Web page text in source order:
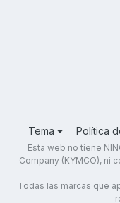
Tema Política
Esta web no tiene
Company (KYMCO), ni
Todas las marcas que